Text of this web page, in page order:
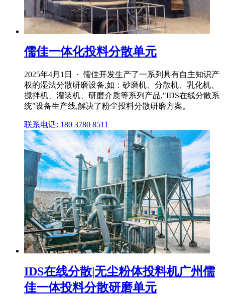
儒佳一体化投料分散单元
2025年4月1日 · 儒佳开发生产了一系列具有自主知识产
权的湿法分散研磨设备,如：砂磨机、分散机、乳化机、
搅拌机、灌装机、研磨介质等系列产品,"IDS在线分散系
统"设备生产线,解决了粉尘投料分散研磨方案。
联系电话: 180 3780 8511
IDS在线分散|无尘粉体投料机广州儒
佳一体投料分散研磨单元